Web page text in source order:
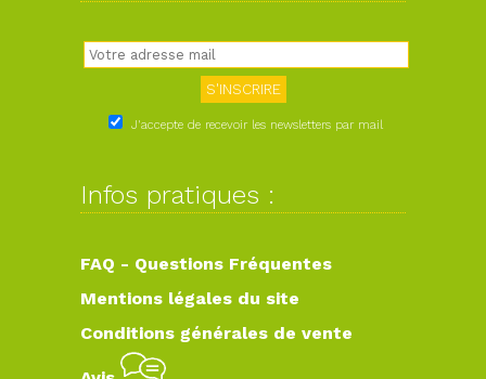
J'accepte de recevoir les newsletters par mail
Infos pratiques :
FAQ - Questions Fréquentes
Mentions légales du site
Conditions générales de vente